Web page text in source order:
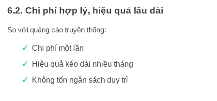
6.2. Chi phí hợp lý, hiệu quả lâu dài
So với quảng cáo truyền thống:
Chi phí một lần
Hiệu quả kéo dài nhiều tháng
Không tốn ngân sách duy trì